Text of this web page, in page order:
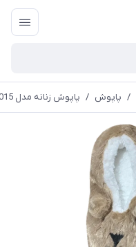
/ پاپوش / پاپوش زنانه مدل PA1015